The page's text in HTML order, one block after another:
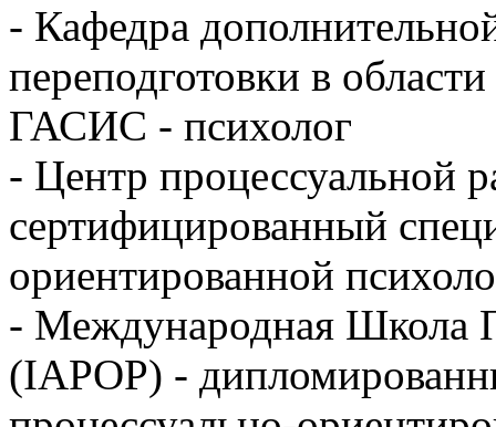
- Кафедра
переподготовки в
ГАСИС - психолог
- Центр процессуальной
сертифицированный
ориентированной
- Международная Школа
(IAPOP) -